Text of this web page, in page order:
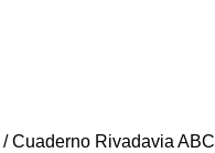
/ Cuaderno Rivadavia